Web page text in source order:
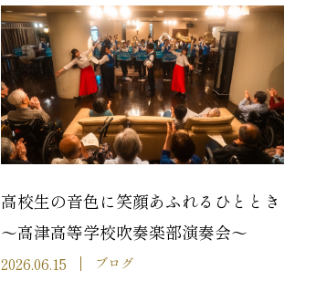
高校生の音色に笑顔あふれるひととき
～高津高等学校吹奏楽部演奏会～
2026.06.15
ブログ